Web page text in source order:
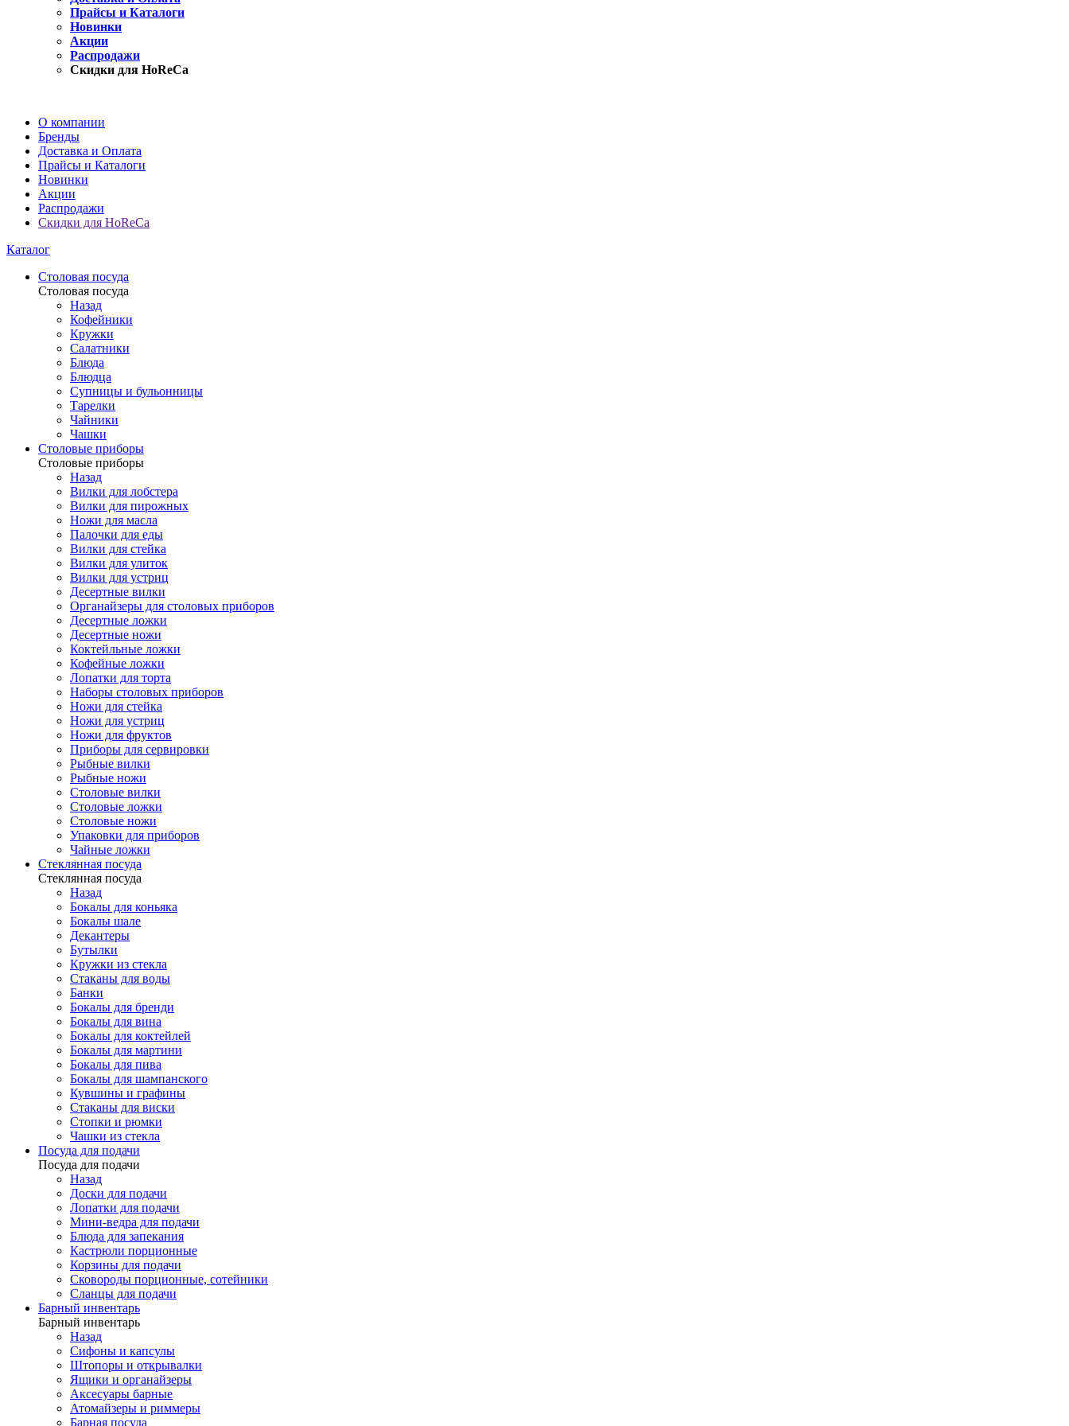
Прайсы и Каталоги
Новинки
Акции
Распродажи
Скидки для HoReCa
О компании
Бренды
Доставка и Оплата
Прайсы и Каталоги
Новинки
Акции
Распродажи
Скидки для HoReCa
Каталог
Столовая посуда
Столовая посуда
Назад
Кофейники
Кружки
Салатники
Блюда
Блюдца
Супницы и бульонницы
Тарелки
Чайники
Чашки
Cтоловые приборы
Cтоловые приборы
Назад
Вилки для лобстера
Вилки для пирожных
Ножи для масла
Палочки для еды
Вилки для стейка
Вилки для улиток
Вилки для устриц
Десертные вилки
Органайзеры для столовых приборов
Десертные ложки
Десертные ножи
Коктейльные ложки
Кофейные ложки
Лопатки для торта
Наборы столовых приборов
Ножи для стейка
Ножи для устриц
Ножи для фруктов
Приборы для сервировки
Рыбные вилки
Рыбные ножи
Столовые вилки
Столовые ложки
Столовые ножи
Упаковки для приборов
Чайные ложки
Стеклянная посуда
Стеклянная посуда
Назад
Бокалы для коньяка
Бокалы шале
Декантеры
Бутылки
Кружки из стекла
Стаканы для воды
Банки
Бокалы для бренди
Бокалы для вина
Бокалы для коктейлей
Бокалы для мартини
Бокалы для пива
Бокалы для шампанского
Кувшины и графины
Стаканы для виски
Стопки и рюмки
Чашки из стекла
Посуда для подачи
Посуда для подачи
Назад
Доски для подачи
Лопатки для подачи
Мини-ведра для подачи
Блюда для запекания
Кастрюли порционные
Корзины для подачи
Сковороды порционные, сотейники
Сланцы для подачи
Барный инвентарь
Барный инвентарь
Назад
Сифоны и капсулы
Штопоры и открывалки
Ящики и органайзеры
Аксесуары барные
Атомайзеры и риммеры
Барная посуда